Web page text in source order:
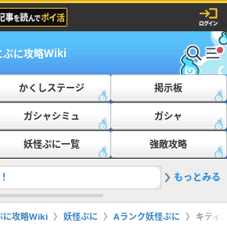
ぷに攻略Wiki
かくしステージ 掲示板
ガシャシミュ ガシャ
妖怪ぷに一覧 強敵攻略
2おたす
もっとみる
に攻略Wiki 妖怪ぷに Aランク妖怪ぷに キティ